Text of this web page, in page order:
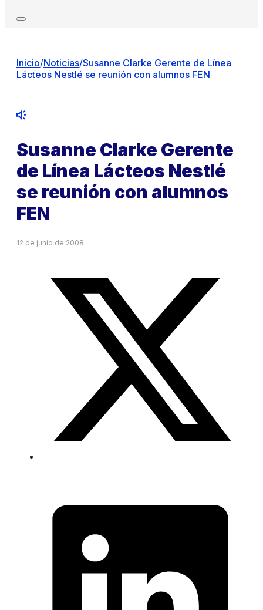
Inicio/Noticias/Susanne Clarke Gerente de Línea
Lácteos Nestlé se reunión con alumnos FEN
Susanne Clarke Gerente
de Línea Lácteos Nestlé
se reunión con alumnos
FEN
12 de junio de 2008